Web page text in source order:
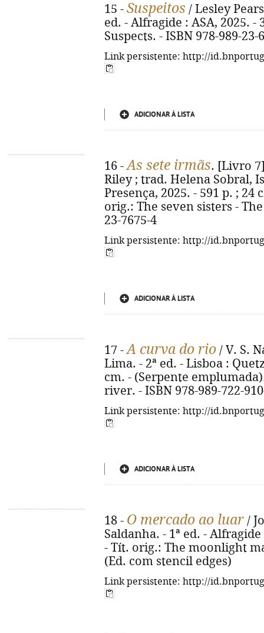
15 - Suspeitos / Lesley
ed. - Alfragide : ASA, 2025. -
Suspects. - ISBN 978-989-23-
Link persistente: http://
ADICIONAR À LISTA
16 -As sete irmãs. [Livro
Riley ; trad. Helena Sobral,
Presença, 2025. - 591 p. ;
orig.: The seven sisters -
23-7675-4
Link persistente: http://
ADICIONAR À LISTA
17 -A curva do rio / V. S.
Lima. - 2ª ed. - Lisboa :
cm. - (Serpente
river. - ISBN 978-989-722-
Link persistente: http://
ADICIONAR À LISTA
18 - O mercado ao luar /
Saldanha. - 1ª ed. -
- Tít. orig.: The moonlight
(Ed. com stencil edges)
Link persistente: http://